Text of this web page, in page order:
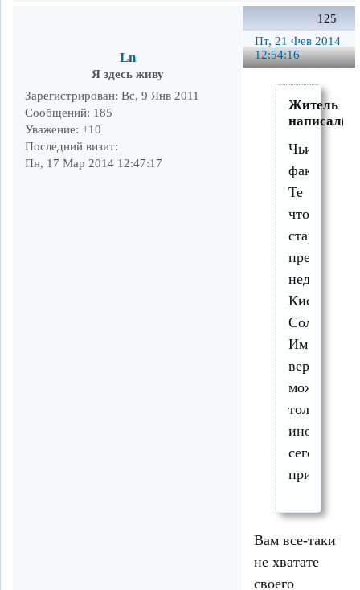
125
Пт, 21 Фев 2014
12:54:16
Ln
Я здесь живу
Зарегистрирован: Вс, 9 Янв 2011
Сообщений: 185
Уважение: +10
Последний визит:
Пн, 17 Мар 2014 12:47:17
Житель
Чьих
фактов?
Те
что
недалекие
Киселево-
Им
верить
может
только
сегодня
Вам все-таки
не хватате
своего